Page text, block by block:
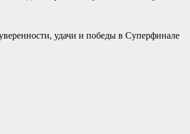
удачи и победы в Суперфинале